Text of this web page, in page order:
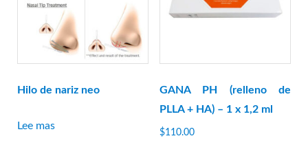
Hilo de nariz neo
Lee mas
GANA PH (relleno de
PLLA + HA) – 1 x 1,2 ml
$110.00